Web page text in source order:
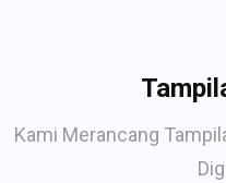
Kami Merancang